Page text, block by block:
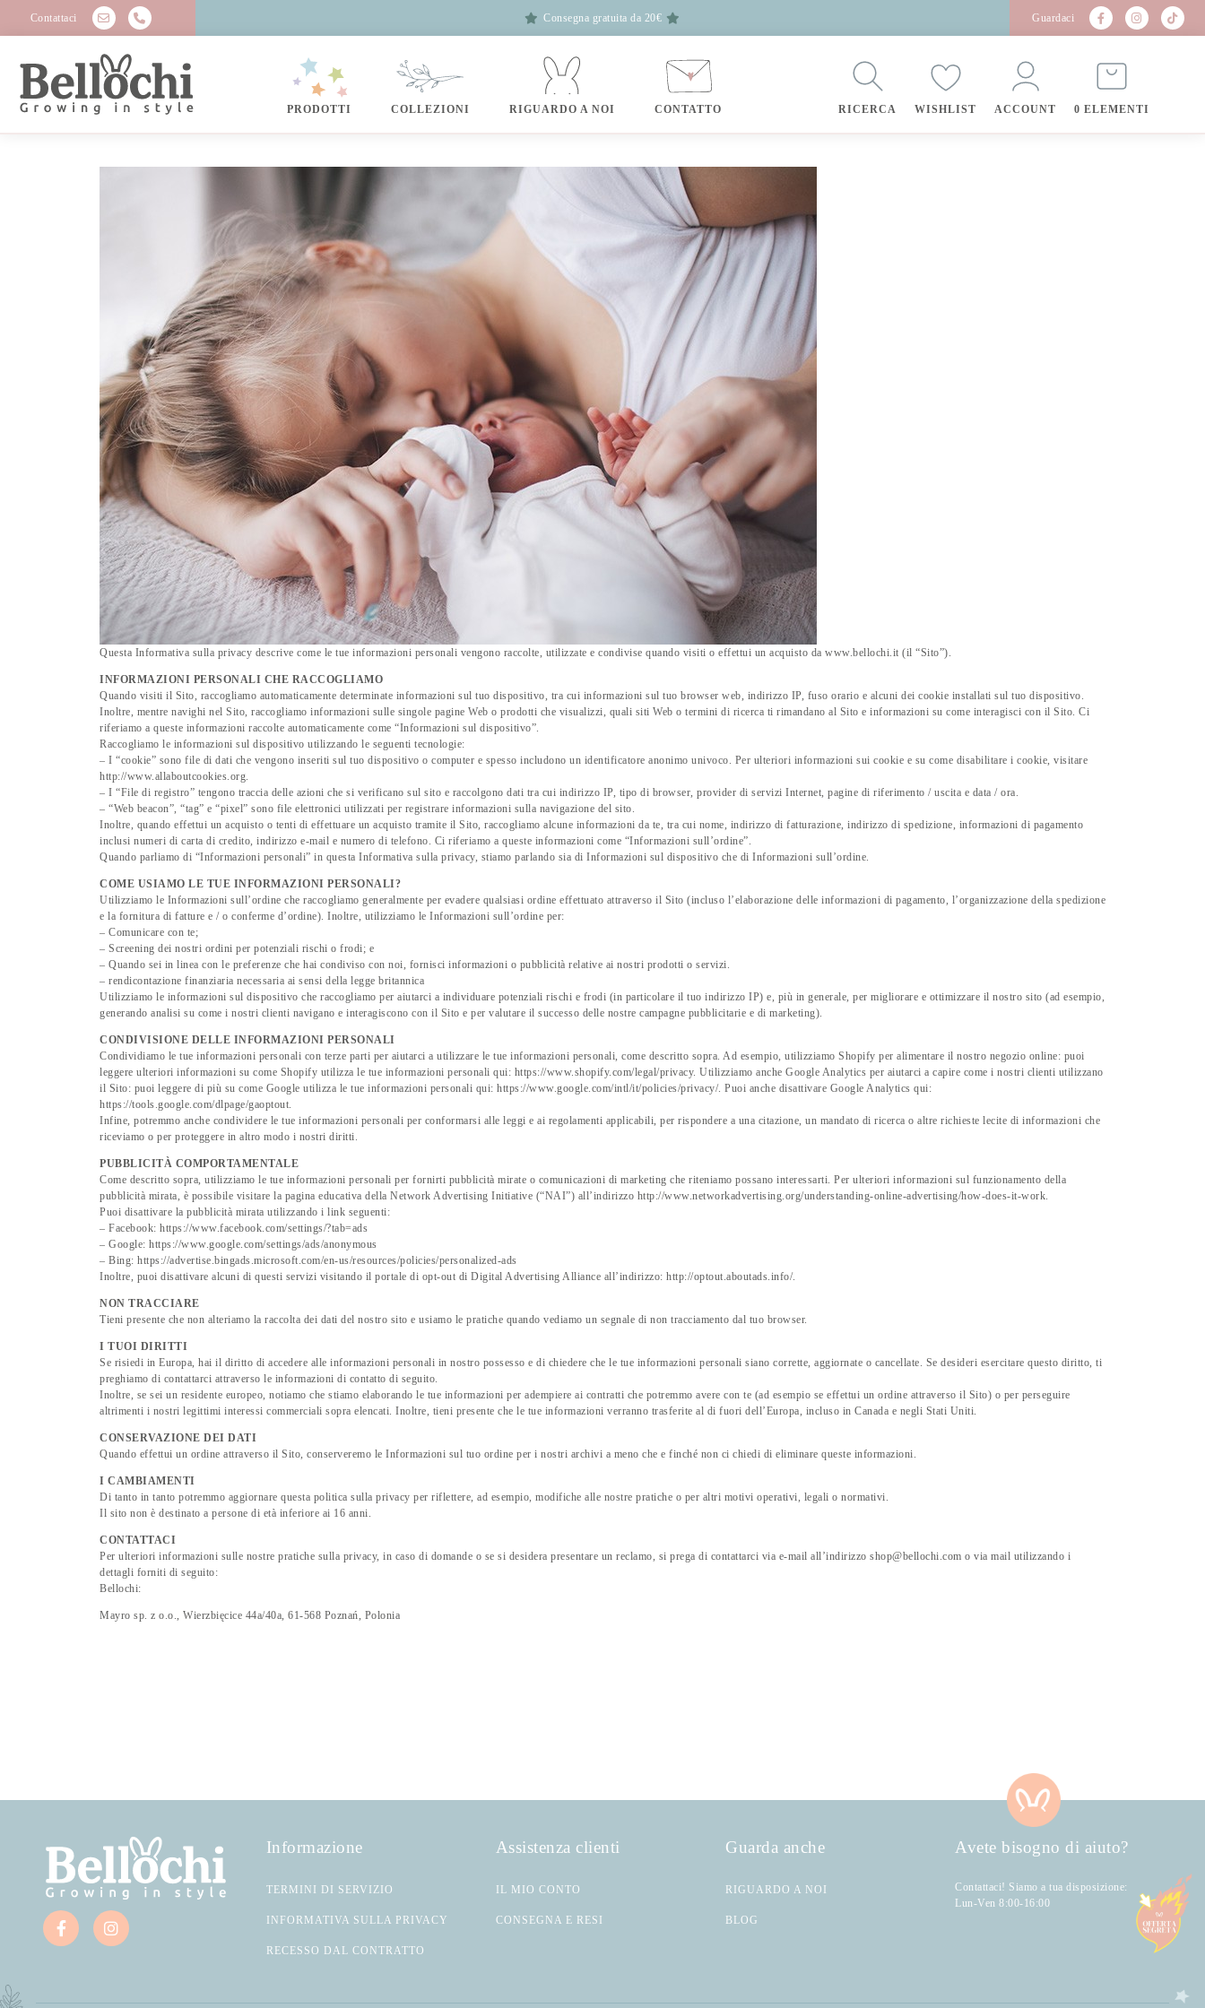
Contattaci Consegna gratuita da 20€ Guardaci
PRODOTTI COLLEZIONI RIGUARDO A NOI CONTATTO RICERCA WISHLIST ACCOUNT 0 ELEMENTI
Questa Informativa sulla privacy descrive come le tue informazioni personali vengono raccolte, utilizzate e condivise quando visiti o effettui un acquisto da www.bellochi.it (il “Sito”).
INFORMAZIONI PERSONALI CHE RACCOGLIAMO
Quando visiti il ​​Sito, raccogliamo automaticamente determinate informazioni sul tuo dispositivo, tra cui informazioni sul tuo browser web, indirizzo IP, fuso orario e alcuni dei cookie installati sul tuo dispositivo.
Inoltre, mentre navighi nel Sito, raccogliamo informazioni sulle singole pagine Web o prodotti che visualizzi, quali siti Web o termini di ricerca ti rimandano al Sito e informazioni su come interagisci con il Sito. Ci
riferiamo a queste informazioni raccolte automaticamente come “Informazioni sul dispositivo”.
Raccogliamo le informazioni sul dispositivo utilizzando le seguenti tecnologie:
– I “cookie” sono file di dati che vengono inseriti sul tuo dispositivo o computer e spesso includono un identificatore anonimo univoco. Per ulteriori informazioni sui cookie e su come disabilitare i cookie, visitare
http://www.allaboutcookies.org.
– I “File di registro” tengono traccia delle azioni che si verificano sul sito e raccolgono dati tra cui indirizzo IP, tipo di browser, provider di servizi Internet, pagine di riferimento / uscita e data / ora.
– “Web beacon”, “tag” e “pixel” sono file elettronici utilizzati per registrare informazioni sulla navigazione del sito.
Inoltre, quando effettui un acquisto o tenti di effettuare un acquisto tramite il Sito, raccogliamo alcune informazioni da te, tra cui nome, indirizzo di fatturazione, indirizzo di spedizione, informazioni di pagamento
inclusi numeri di carta di credito, indirizzo e-mail e numero di telefono. Ci riferiamo a queste informazioni come “Informazioni sull’ordine”.
Quando parliamo di “Informazioni personali” in questa Informativa sulla privacy, stiamo parlando sia di Informazioni sul dispositivo che di Informazioni sull’ordine.
COME USIAMO LE TUE INFORMAZIONI PERSONALI?
Utilizziamo le Informazioni sull’ordine che raccogliamo generalmente per evadere qualsiasi ordine effettuato attraverso il Sito (incluso l’elaborazione delle informazioni di pagamento, l’organizzazione della spedizione
e la fornitura di fatture e / o conferme d’ordine). Inoltre, utilizziamo le Informazioni sull’ordine per:
– Comunicare con te;
– Screening dei nostri ordini per potenziali rischi o frodi; e
– Quando sei in linea con le preferenze che hai condiviso con noi, fornisci informazioni o pubblicità relative ai nostri prodotti o servizi.
– rendicontazione finanziaria necessaria ai sensi della legge britannica
Utilizziamo le informazioni sul dispositivo che raccogliamo per aiutarci a individuare potenziali rischi e frodi (in particolare il tuo indirizzo IP) e, più in generale, per migliorare e ottimizzare il nostro sito (ad esempio,
generando analisi su come i nostri clienti navigano e interagiscono con il Sito e per valutare il successo delle nostre campagne pubblicitarie e di marketing).
CONDIVISIONE DELLE INFORMAZIONI PERSONALI
Condividiamo le tue informazioni personali con terze parti per aiutarci a utilizzare le tue informazioni personali, come descritto sopra. Ad esempio, utilizziamo Shopify per alimentare il nostro negozio online: puoi
leggere ulteriori informazioni su come Shopify utilizza le tue informazioni personali qui: https://www.shopify.com/legal/privacy. Utilizziamo anche Google Analytics per aiutarci a capire come i nostri clienti utilizzano
il Sito: puoi leggere di più su come Google utilizza le tue informazioni personali qui: https://www.google.com/intl/it/policies/privacy/. Puoi anche disattivare Google Analytics qui:
https://tools.google.com/dlpage/gaoptout.
Infine, potremmo anche condividere le tue informazioni personali per conformarsi alle leggi e ai regolamenti applicabili, per rispondere a una citazione, un mandato di ricerca o altre richieste lecite di informazioni che
riceviamo o per proteggere in altro modo i nostri diritti.
PUBBLICITÀ COMPORTAMENTALE
Come descritto sopra, utilizziamo le tue informazioni personali per fornirti pubblicità mirate o comunicazioni di marketing che riteniamo possano interessarti. Per ulteriori informazioni sul funzionamento della
pubblicità mirata, è possibile visitare la pagina educativa della Network Advertising Initiative (“NAI”) all’indirizzo http://www.networkadvertising.org/understanding-online-advertising/how-does-it-work.
Puoi disattivare la pubblicità mirata utilizzando i link seguenti:
– Facebook: https://www.facebook.com/settings/?tab=ads
– Google: https://www.google.com/settings/ads/anonymous
– Bing: https://advertise.bingads.microsoft.com/en-us/resources/policies/personalized-ads
Inoltre, puoi disattivare alcuni di questi servizi visitando il portale di opt-out di Digital Advertising Alliance all’indirizzo: http://optout.aboutads.info/.
NON TRACCIARE
Tieni presente che non alteriamo la raccolta dei dati del nostro sito e usiamo le pratiche quando vediamo un segnale di non tracciamento dal tuo browser.
I TUOI DIRITTI
Se risiedi in Europa, hai il diritto di accedere alle informazioni personali in nostro possesso e di chiedere che le tue informazioni personali siano corrette, aggiornate o cancellate. Se desideri esercitare questo diritto, ti
preghiamo di contattarci attraverso le informazioni di contatto di seguito.
Inoltre, se sei un residente europeo, notiamo che stiamo elaborando le tue informazioni per adempiere ai contratti che potremmo avere con te (ad esempio se effettui un ordine attraverso il Sito) o per perseguire
altrimenti i nostri legittimi interessi commerciali sopra elencati. Inoltre, tieni presente che le tue informazioni verranno trasferite al di fuori dell’Europa, incluso in Canada e negli Stati Uniti.
CONSERVAZIONE DEI DATI
Quando effettui un ordine attraverso il Sito, conserveremo le Informazioni sul tuo ordine per i nostri archivi a meno che e finché non ci chiedi di eliminare queste informazioni.
I CAMBIAMENTI
Di tanto in tanto potremmo aggiornare questa politica sulla privacy per riflettere, ad esempio, modifiche alle nostre pratiche o per altri motivi operativi, legali o normativi.
Il sito non è destinato a persone di età inferiore ai 16 anni.
CONTATTACI
Per ulteriori informazioni sulle nostre pratiche sulla privacy, in caso di domande o se si desidera presentare un reclamo, si prega di contattarci via e-mail all’indirizzo shop@bellochi.com o via mail utilizzando i
dettagli forniti di seguito:
Bellochi:
Mayro sp. z o.o., Wierzbięcice 44a/40a, 61-568 Poznań, Polonia
Informazione
TERMINI DI SERVIZIO
INFORMATIVA SULLA PRIVACY
RECESSO DAL CONTRATTO
Assistenza clienti
IL MIO CONTO
CONSEGNA E RESI
Guarda anche
RIGUARDO A NOI
BLOG
Avete bisogno di aiuto?
Contattaci! Siamo a tua disposizione:
Lun-Ven 8:00-16:00